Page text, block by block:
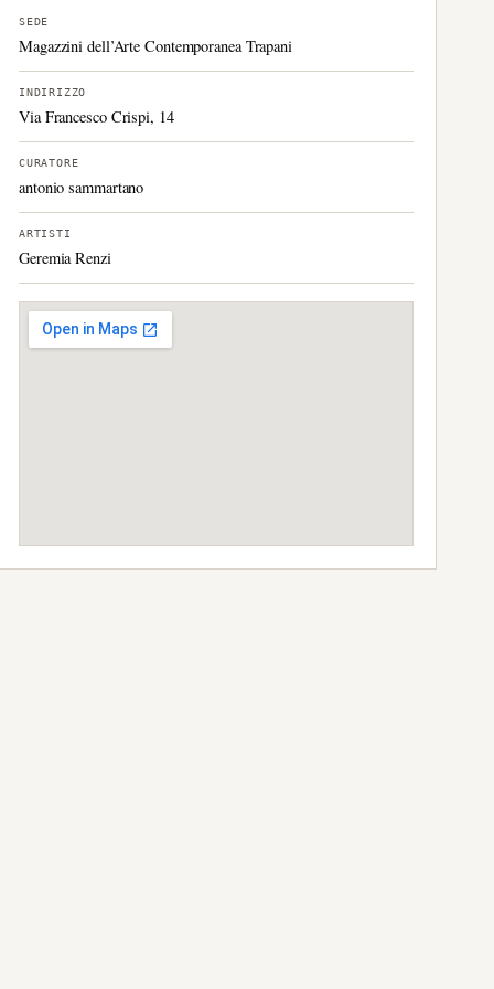
SEDE
Magazzini dell’Arte Contemporanea Trapani
INDIRIZZO
Via Francesco Crispi, 14
CURATORE
antonio sammartano
ARTISTI
Geremia Renzi